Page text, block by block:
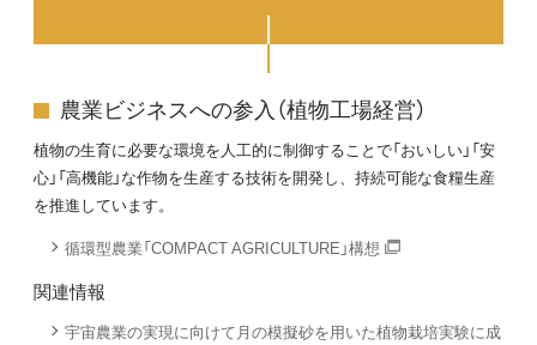
農業ビジネスへの参入（植物工場経営）
植物の生育に必要な環境を人工的に制御することで「おいしい」「安
心」「高機能」な作物を生産する技術を開発し、持続可能な食糧生産
を推進しています。
循環型農業「COMPACT AGRICULTURE」構想
関連情報
宇宙農業の実現に向けて月の模擬砂を用いた植物栽培実験に成